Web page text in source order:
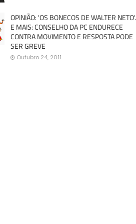
OPINIÃO: 'OS BONECOS DE WALTER NETO'.
E MAIS: CONSELHO DA PC ENDURECE
CONTRA MOVIMENTO E RESPOSTA PODE
SER GREVE
Outubro 24, 2011